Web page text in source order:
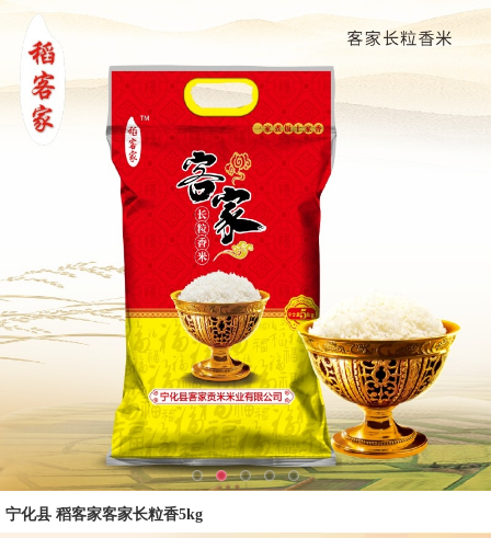
宁化县 稻客家客家长粒香5kg